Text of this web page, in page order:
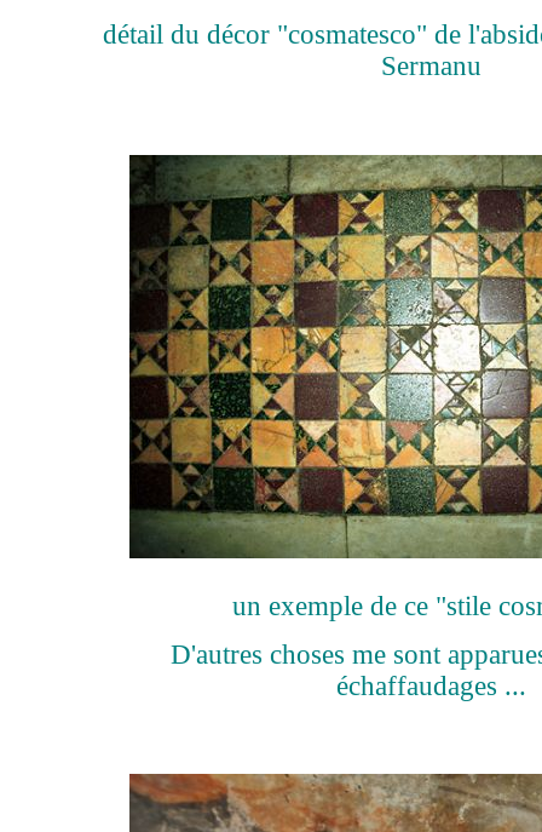
détail du décor "cosmatesco" de
Sermanu
un exemple de ce "stile
D'autres choses me sont
échaffaudages ...